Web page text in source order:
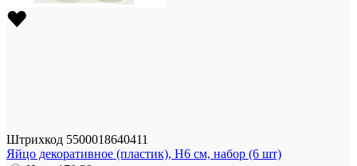
Штрихкод 5500018640411
Яйцо декоративное (пластик), Н6 см, набор (6 шт)